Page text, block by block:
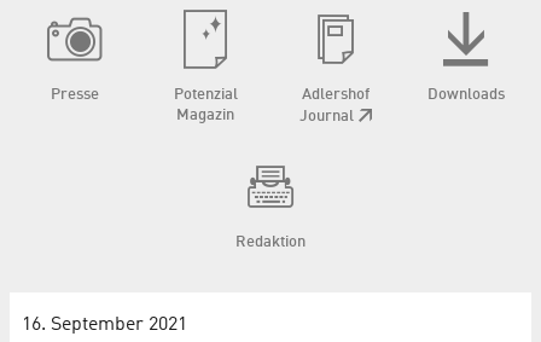
Presse
Potenzial
Magazin
Adlershof
Journal
Downloads
Redaktion
16. September 2021